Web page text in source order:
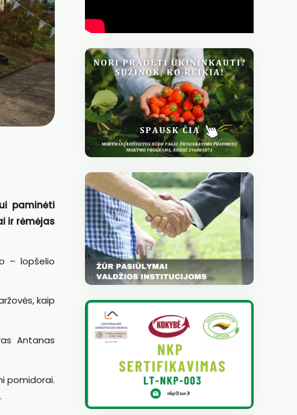
paminėti
ir rėmėjas
– lopšelio
kaip
Antanas
pomidorai.